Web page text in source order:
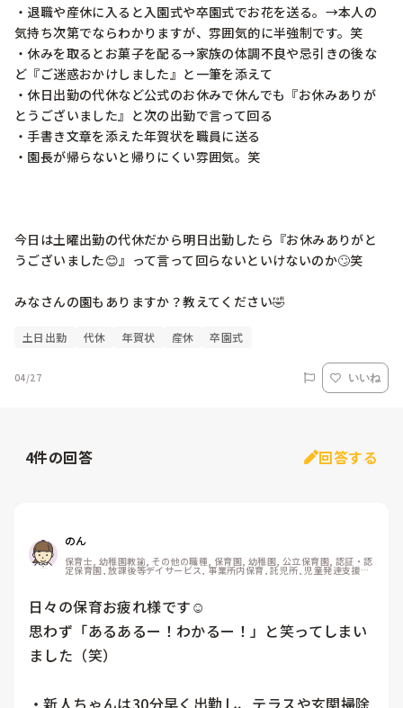
・退職や産休に入ると入園式や卒園式でお花を送る。→本人の
気持ち次第でならわかりますが、雰囲気的に半強制です。笑
・休みを取るとお菓子を配る→家族の体調不良や忌引きの後な
ど『ご迷惑おかけしました』と一筆を添えて
・休日出勤の代休など公式のお休みで休んでも『お休みありが
とうございました』と次の出勤で言って回る
・手書き文章を添えた年賀状を職員に送る
・園長が帰らないと帰りにくい雰囲気。笑
今日は土曜出勤の代休だから明日出勤したら『お休みありがと
うございました😊』って言って回らないといけないのか🙄笑
みなさんの園もありますか？教えてください🤣
土日出勤 代休 年賀状 産休 卒園式
04/27 いいね
4件の回答 回答する
のん
保育士, 幼稚園教諭, その他の職種, 保育園, 幼稚園, 公立保育園, 認証・認
定保育園, 放課後等デイサービス, 事業所内保育, 託児所, 児童発達支援施
設, その他の職場
日々の保育お疲れ様です☺︎
思わず「あるあるー！わかるー！」と笑ってしまい
ました（笑）